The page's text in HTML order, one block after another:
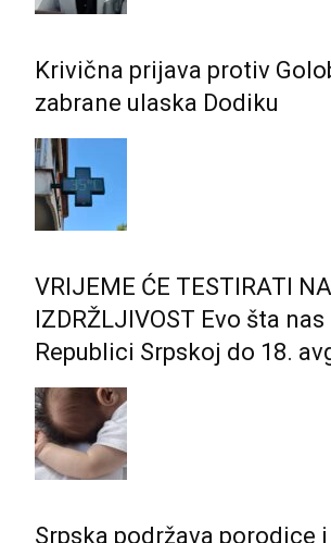
Krivična prijava protiv
zabrane ulaska Dodiku
VRIJEME ĆE TESTIRATI
IZDRŽLJIVOST Evo šta
Republici Srpskoj do 18.
Srpska podržava porodice